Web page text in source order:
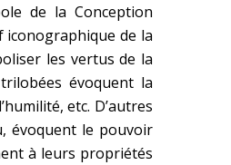
de la Conception
iconographique de la
les vertus de la
évoquent la
etc. D’autres
évoquent le pouvoir
à leurs propriétés